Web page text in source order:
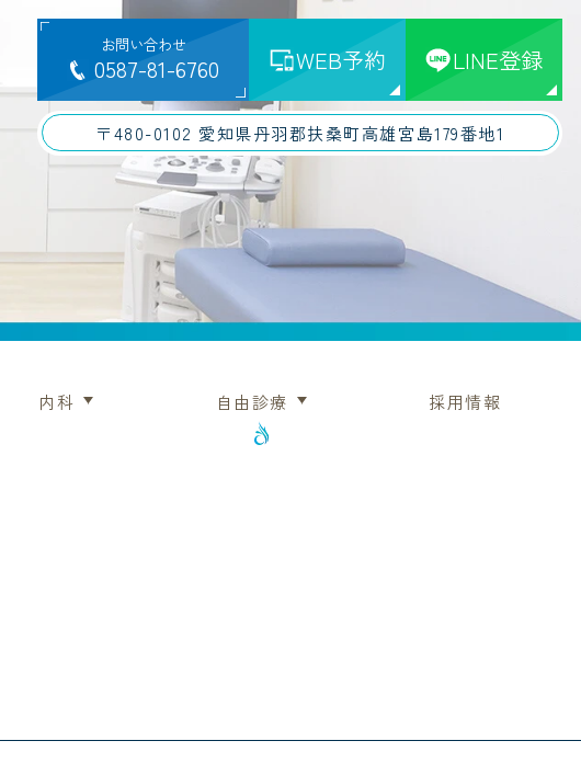
お問い合わせ
0587-81-6760 WEB予約 LINE登録
〒480-0102 愛知県丹羽郡扶桑町高雄宮島179番地1
内科 自由診療 採用情報